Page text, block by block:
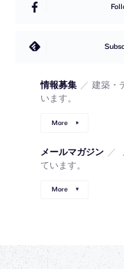
情報募集 ／ 建築・
います。
More
メールマガジン ／
ています。
More